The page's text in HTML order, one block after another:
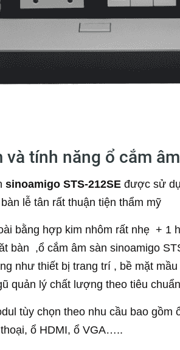
tính năng ổ cắm
sinoamigo STS-212SE được sử
lễ tân rất thuận tiện thẩm mỹ
bằng hợp kim nhôm rất nhẹ + 1
bàn ,ổ cắm âm sàn sinoamigo
như thiết bị trang trí , bề mặt
quản lý chất lượng theo tiêu
tùy chọn theo nhu cầu bao
ổ HDMI, ổ VGA…..